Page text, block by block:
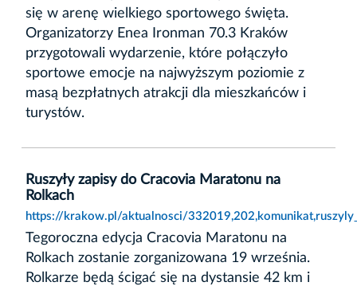
się w arenę wielkiego sportowego święta.
Organizatorzy Enea Ironman 70.3 Kraków
przygotowali wydarzenie, które połączyło
sportowe emocje na najwyższym poziomie z
masą bezpłatnych atrakcji dla mieszkańców i
turystów.
Ruszyły zapisy do Cracovia Maratonu na
Rolkach
https://krakow.pl/aktualnosci/
Tegoroczna edycja Cracovia Maratonu na
Rolkach zostanie zorganizowana 19 września.
Rolkarze będą ścigać się na dystansie 42 km i